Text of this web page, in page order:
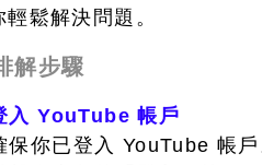
鬆解決問題。
解步驟
入 YouTube 帳戶
保你已登入 YouTube 帳